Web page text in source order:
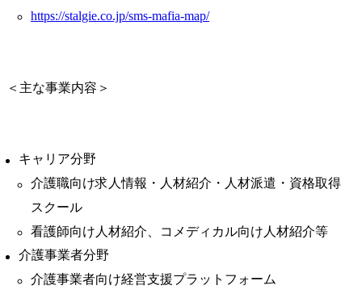
https://stalgie.co.jp/sms-mafia-map/
＜主な事業内容＞
キャリア分野
介護職向け求人情報・人材紹介・人材派遣・資格取得
スクール
看護師向け人材紹介、コメディカル向け人材紹介等
介護事業者分野
介護事業者向け経営支援プラットフォーム